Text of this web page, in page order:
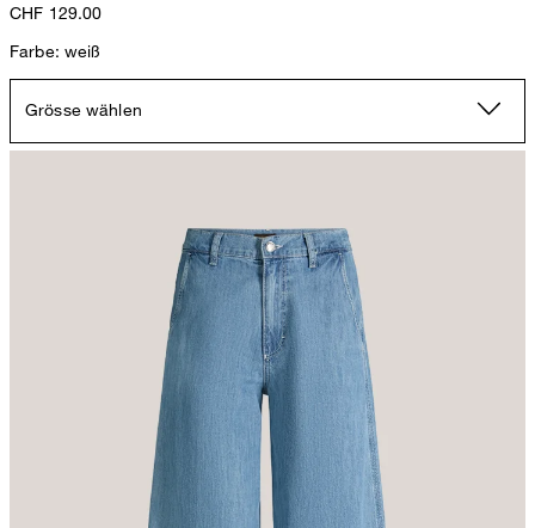
CHF 129.00
Farbe: weiß
Grösse wählen